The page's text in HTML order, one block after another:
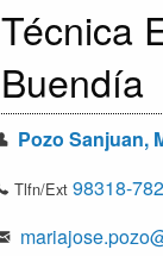
Técnica
Buendía
Pozo Sanjuan,
Tlfn/Ext 98318-